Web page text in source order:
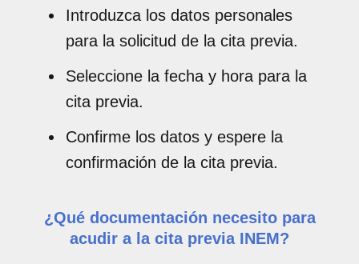
Introduzca los datos personales
para la solicitud de la cita previa.
Seleccione la fecha y hora para la
cita previa.
Confirme los datos y espere la
confirmación de la cita previa.
¿Qué documentación necesito para
acudir a la cita previa INEM?